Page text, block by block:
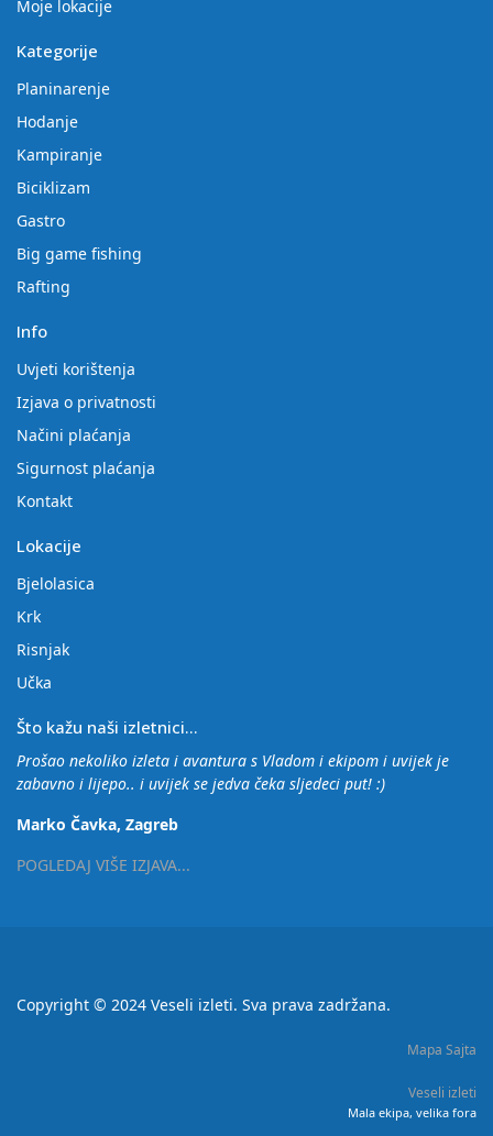
Moje lokacije
Kategorije
Planinarenje
Hodanje
Kampiranje
Biciklizam
Gastro
Big game fishing
Rafting
Info
Uvjeti korištenja
Izjava o privatnosti
Načini plaćanja
Sigurnost plaćanja
Kontakt
Lokacije
Bjelolasica
Krk
Risnjak
Učka
Što kažu naši izletnici...
Prošao nekoliko izleta i avantura s Vladom i ekipom i uvijek je
zabavno i lijepo.. i uvijek se jedva čeka sljedeci put! :)
Marko Čavka, Zagreb
POGLEDAJ VIŠE IZJAVA...
Copyright © 2024 Veseli izleti. Sva prava zadržana.
Mapa Sajta
Veseli izleti
Mala ekipa, velika fora